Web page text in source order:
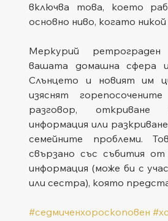
включва това, което
основно ниво, когато никой
Меркурий
вашата домашна сфера
Слънцето и новият им
изяснят
разговор,
информация или
семейните проблеми.
свързано със събития от
информация (може би с
или сестра), която
#седмиченхороскоповен